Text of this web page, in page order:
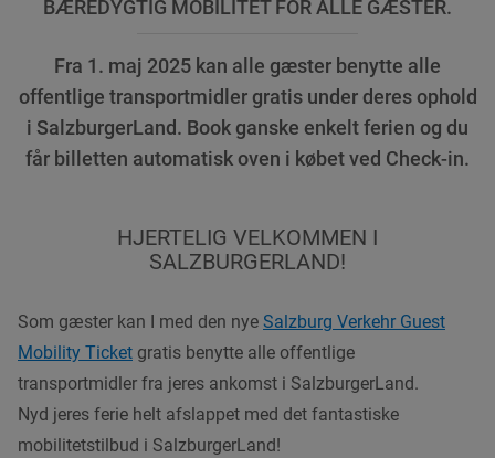
BÆREDYGTIG MOBILITET FOR ALLE GÆSTER.
Fra 1. maj 2025 kan alle gæster benytte alle
offentlige transportmidler gratis under deres ophold
i SalzburgerLand. Book ganske enkelt ferien og du
får billetten automatisk oven i købet ved Check-in.
HJERTELIG VELKOMMEN I
SALZBURGERLAND!
Som gæster kan I med den nye Salzburg Verkehr Guest
Mobility Ticket gratis benytte alle offentlige
transportmidler fra jeres ankomst i SalzburgerLand.
Nyd jeres ferie helt afslappet med det fantastiske
mobilitetstilbud i SalzburgerLand!